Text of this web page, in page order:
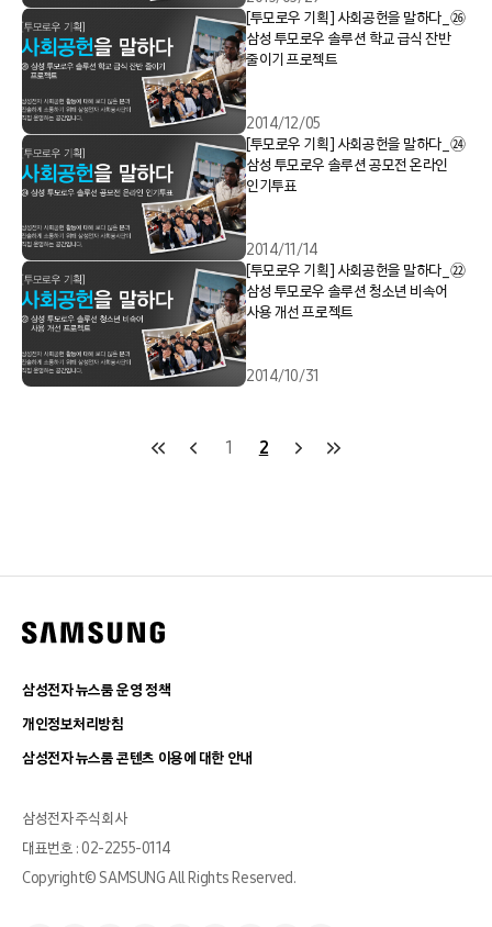
[투모로우 기획] 사회공헌을 말하다_㉖
삼성 투모로우 솔루션 학교 급식 잔반
줄이기 프로젝트
2014/12/05
[투모로우 기획] 사회공헌을 말하다_㉔
삼성 투모로우 솔루션 공모전 온라인
인기투표
2014/11/14
[투모로우 기획] 사회공헌을 말하다_㉒
삼성 투모로우 솔루션 청소년 비속어
사용 개선 프로젝트
2014/10/31
1 2
삼성전자 뉴스룸 운영 정책
개인정보처리방침
삼성전자 뉴스룸 콘텐츠 이용에 대한 안내
삼성전자 주식회사
대표번호 : 02-2255-0114
Copyright© SAMSUNG All Rights Reserved.